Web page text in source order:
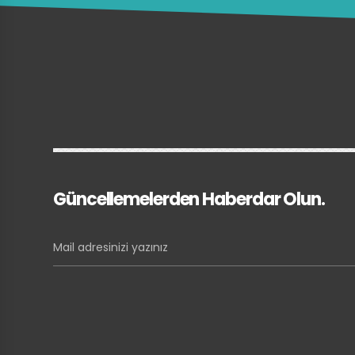
Güncellemelerden Haberdar Olun.